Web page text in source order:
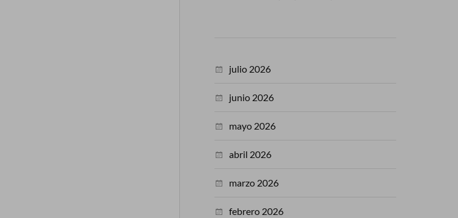
julio 2026
junio 2026
mayo 2026
abril 2026
marzo 2026
febrero 2026